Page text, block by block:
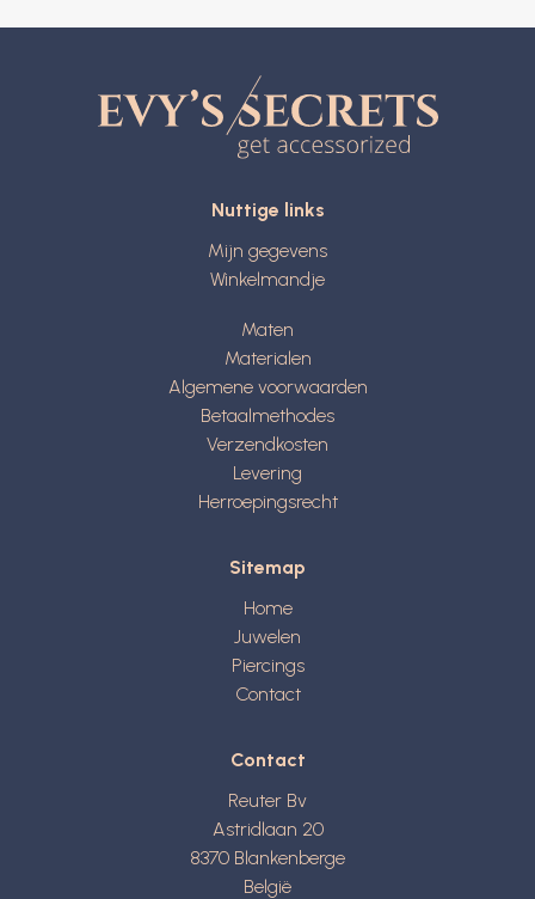
Nuttige links
Mijn gegevens
Winkelmandje
Maten
Materialen
Algemene voorwaarden
Betaalmethodes
Verzendkosten
Levering
Herroepingsrecht
Sitemap
Home
Juwelen
Piercings
Contact
Contact
Reuter Bv
Astridlaan 20
8370 Blankenberge
België